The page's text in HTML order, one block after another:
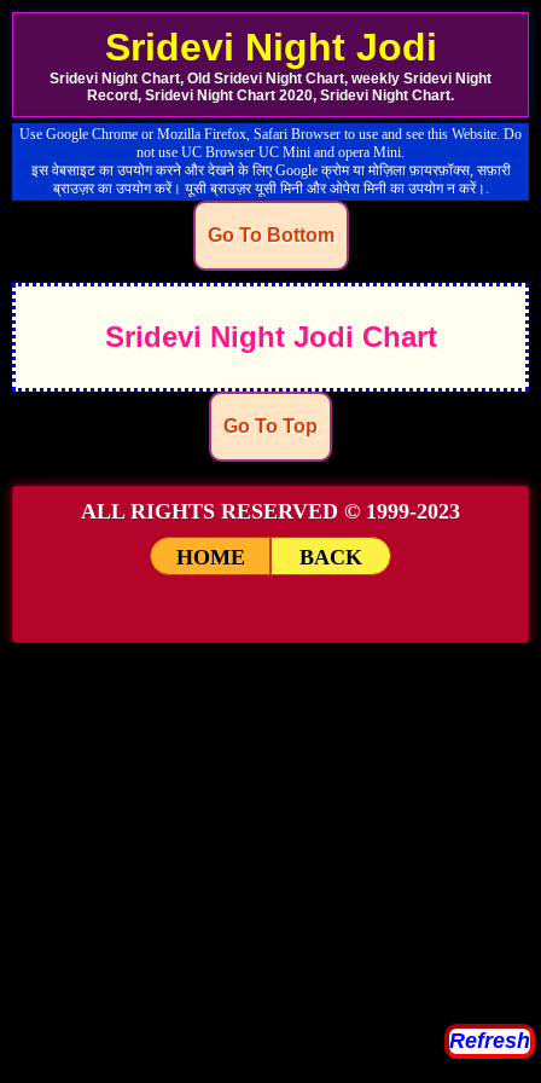
Sridevi Night Jodi
Sridevi Night Chart, Old Sridevi Night Chart, weekly Sridevi Night
Record, Sridevi Night Chart 2020, Sridevi Night Chart.
Use Google Chrome or Mozilla Firefox, Safari Browser to use and see this Website. Do
not use UC Browser UC Mini and opera Mini.
इस वेबसाइट का उपयोग करने और देखने के लिए Google क्रोम या मोज़िला फ़ायरफ़ॉक्स, सफ़ारी
ब्राउज़र का उपयोग करें। यूसी ब्राउज़र यूसी मिनी और ओपेरा मिनी का उपयोग न करें।.
Go To Bottom
Sridevi Night Jodi Chart
Go To Top
ALL RIGHTS RESERVED © 1999-2023
HOME
BACK